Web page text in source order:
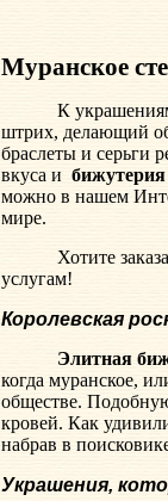
Муранское
К
штрих, делающий
браслеты и серьги
вкуса и
можно в нашем
мире.
Хотите
услугам!
Королевская
Элитная
когда муранское,
обществе.
кровей. Как
набрав в
Украшения,